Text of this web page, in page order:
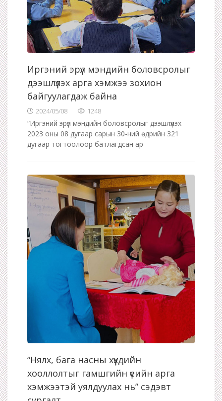
Иргэний эрүүл мэндийн боловсролыг
дээшлүүлэх арга хэмжээ зохион
байгуулагдаж байна
2024/05/08 1248
“Иргэний эрүүл мэндийн боловсролыг дээшлүүлэх
2023 оны 08 дугаар сарын 30-ний өдрийн 321
дугаар тогтоолоор батлагдсан ар
“Нялх, бага насны хүүхдийн
хооллолтыг гамшгийн үеийн арга
хэмжээтэй уялдуулах нь” сэдэвт